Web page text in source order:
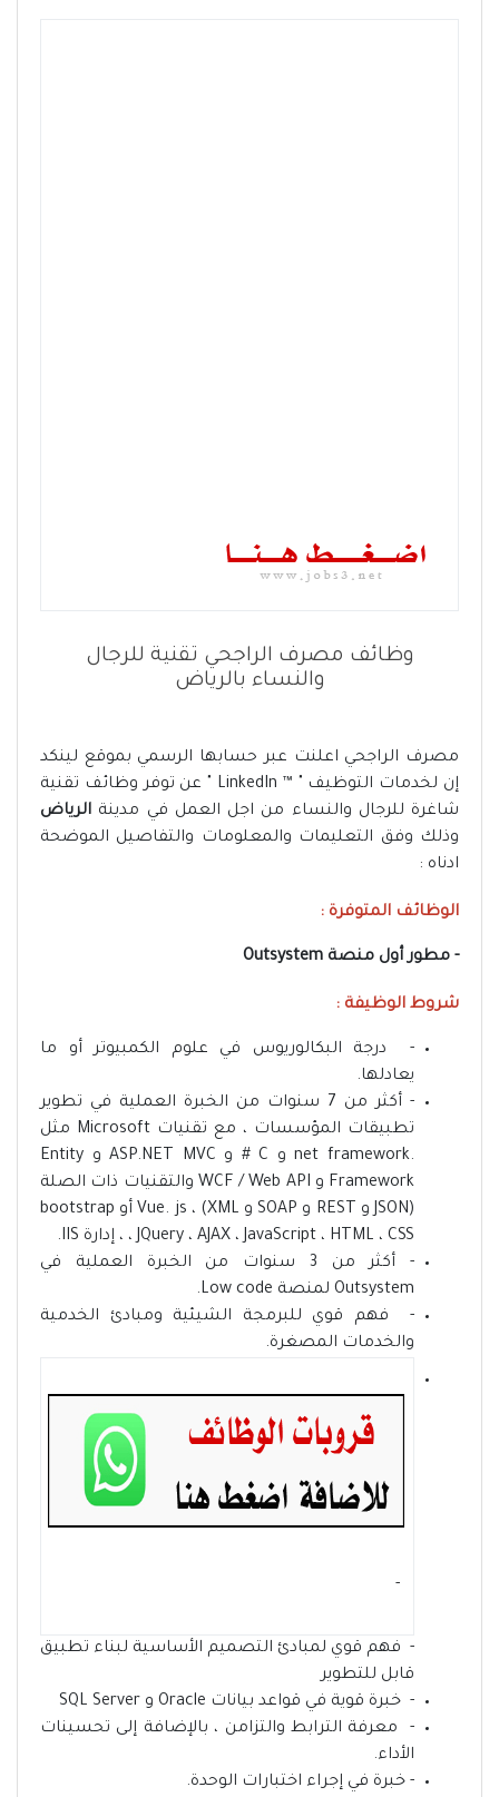
وظائف مصرف الراجحي تقنية للرجال
والنساء بالرياض
مصرف الراجحي اعلنت عبر حسابها الرسمي بموقع لينكد
إن لخدمات التوظيف " ™ LinkedIn " عن توفر وظائف تقنية
شاغرة للرجال والنساء من اجل العمل في مدينة الرياض
وذلك وفق التعليمات والمعلومات والتفاصيل الموضحة
ادناه :
الوظائف المتوفرة :
- مطور أول منصة Outsystem
شروط الوظيفة :
- درجة البكالوريوس في علوم الكمبيوتر أو ما
يعادلها.
- أكثر من 7 سنوات من الخبرة العملية في تطوير
تطبيقات المؤسسات ، مع تقنيات Microsoft مثل
.net framework و C # و ASP.NET MVC و Entity
Framework و WCF / Web API والتقنيات ذات الصلة
(JSON و REST و SOAP و XML) ، Vue. js أو bootstrap
، JQuery ، AJAX ، JavaScript ، HTML ، CSS ، إدارة IIS.
- أكثر من 3 سنوات من الخبرة العملية في
Outsystem لمنصة Low code.
- فهم قوي للبرمجة الشيئية ومبادئ الخدمية
والخدمات المصغرة.
- ‏
- فهم قوي لمبادئ التصميم الأساسية لبناء تطبيق
قابل للتطوير
- خبرة قوية في قواعد بيانات Oracle و SQL Server
- معرفة الترابط والتزامن ، بالإضافة إلى تحسينات
الأداء.
- خبرة في إجراء اختبارات الوحدة.